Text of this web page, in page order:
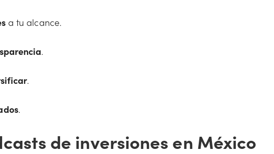
a tu alcance.
.
.
.
de inversiones en México